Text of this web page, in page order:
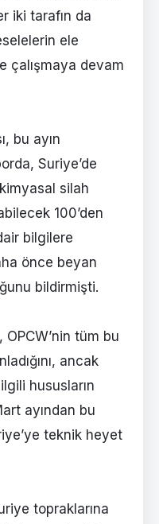
iki tarafın da
ele
çalışmaya devam
bu ayın
Suriye’de
silah
100’den
bilgilere
önce beyan
bildirmişti.
tüm bu
ancak
hususların
ayından bu
teknik heyet
topraklarına